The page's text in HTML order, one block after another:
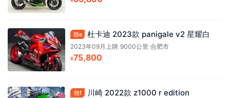
赣e 杜卡迪 2023款 panigale v2 星耀白
2023年09月上牌/9000公里 /合肥市
¥75,800
赣f 川崎 2022款 z1000 r edition